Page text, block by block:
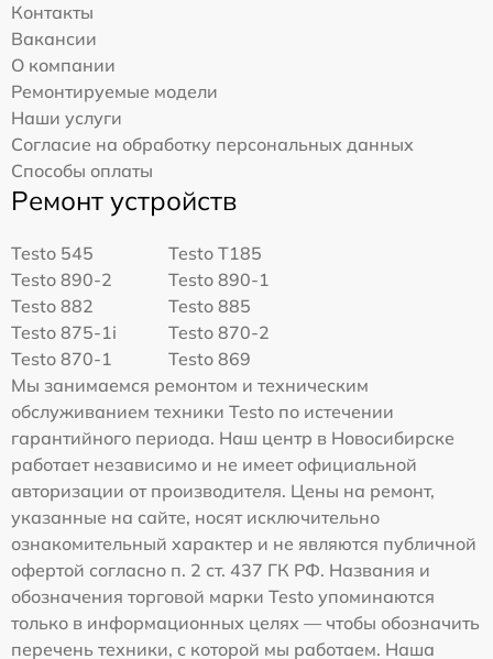
Контакты
Вакансии
О компании
Ремонтируемые модели
Наши услуги
Согласие на обработку персональных данных
Способы оплаты
Ремонт устройств
Testo 545
Testo T185
Testo 890-2
Testo 890-1
Testo 882
Testo 885
Testo 875-1i
Testo 870-2
Testo 870-1
Testo 869
Мы занимаемся ремонтом и техническим
обслуживанием техники Testo по истечении
гарантийного периода. Наш центр в Новосибирске
работает независимо и не имеет официальной
авторизации от производителя. Цены на ремонт,
указанные на сайте, носят исключительно
ознакомительный характер и не являются публичной
офертой согласно п. 2 ст. 437 ГК РФ. Названия и
обозначения торговой марки Testo упоминаются
только в информационных целях — чтобы обозначить
перечень техники, с которой мы работаем. Наша